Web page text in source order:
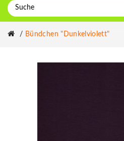
Bündchen "dunkelviolett"